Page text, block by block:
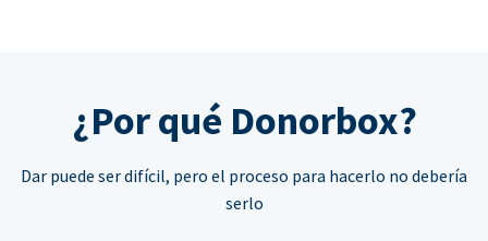
¿Por qué Donorbox?
Dar puede ser difícil, pero el proceso para hacerlo no debería
serlo